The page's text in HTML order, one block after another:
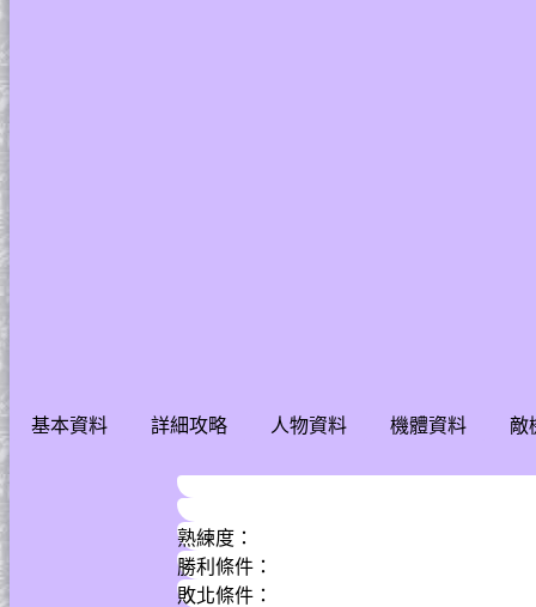
基本資料
詳細攻略
人物資料
機體資料
敵
熟練度：
勝利條件：
敗北條件：